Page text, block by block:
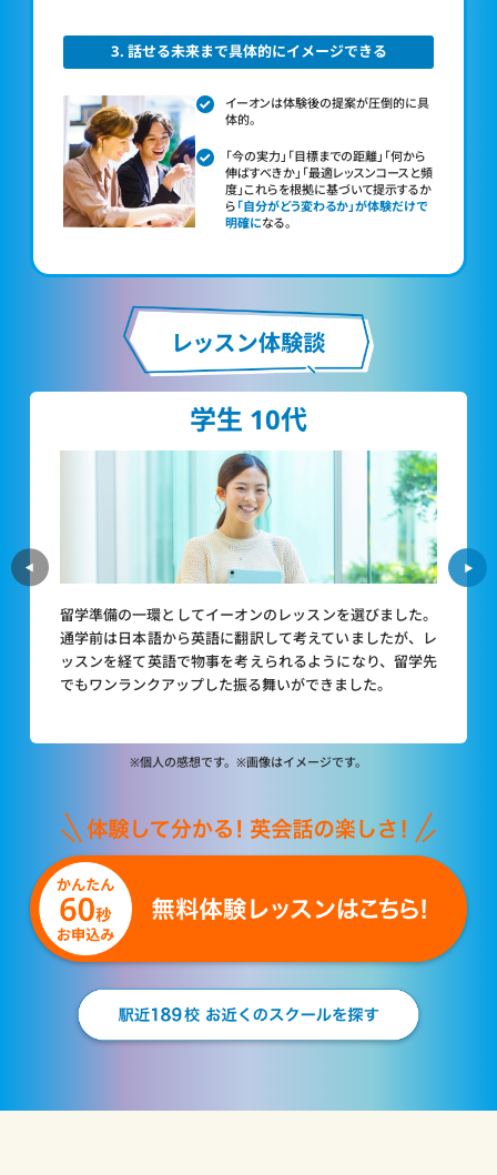
3. 話せる未来まで具体的にイメージできる
イーオンは体験後の提案が圧倒的に具
体的。
「今の実力」「目標までの距離」「何から
伸ばすべきか」「最適レッスンコースと頻
度」これらを根拠に基づいて提示するか
ら 「自分がどう変わるか」が体験だけで
明確になる。
学生 10代
留学準備の一環としてイーオンのレッスンを選びました。
通学前は日本語から英語に翻訳して考えていましたが、レ
ッスンを経て英語で物事を考えられるようになり、留学先
でもワンランクアップした振る舞いができました。
※個人の感想です。※画像はイメージです。